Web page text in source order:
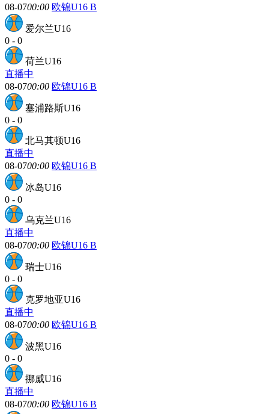
08-0700:00 欧锦U16 B
爱尔兰U16
0 - 0
荷兰U16
直播中
08-0700:00 欧锦U16 B
塞浦路斯U16
0 - 0
北马其顿U16
直播中
08-0700:00 欧锦U16 B
冰岛U16
0 - 0
乌克兰U16
直播中
08-0700:00 欧锦U16 B
瑞士U16
0 - 0
克罗地亚U16
直播中
08-0700:00 欧锦U16 B
波黑U16
0 - 0
挪威U16
直播中
08-0700:00 欧锦U16 B